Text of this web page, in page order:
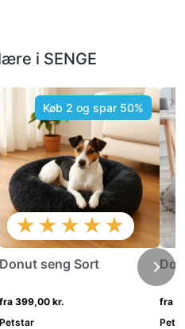
i SENGE
Køb 2 og spar 50%
★★★★★
Donut seng Sort
fra 399,00 kr.
Petstar
fra